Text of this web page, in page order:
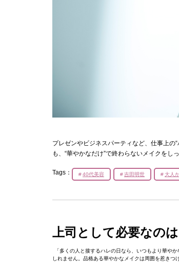
プレゼンやビジネスパーティなど、仕事上の
も、“華やかなだけ”で終わらないメイクをし
Tags： 40代美容 吉田明世 大人
上司として必要なの
「多くの人と接するハレの日なら、いつもより華や
しれません。品格ある華やかなメイクは周囲を惹き